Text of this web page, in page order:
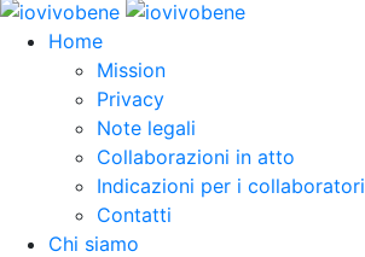
Home
Mission
Privacy
Note legali
Collaborazioni in atto
Indicazioni per i collaboratori
Contatti
Chi siamo